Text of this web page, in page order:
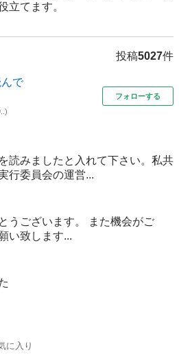
立てます。
投稿5027件
で
)
フォローする
読みましたと入れて下さい。私共
行委員会の運営...
うございます。 また機会がご
い致します...
に入り